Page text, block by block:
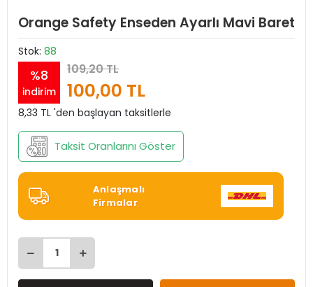
Orange Safety Enseden Ayarlı Mavi Baret
Stok: 88
%8
indirim
109,20 TL
100,00 TL
8,33 TL 'den başlayan taksitlerle
Taksit Oranlarını Göster
Anlaşmalı
Firmalar